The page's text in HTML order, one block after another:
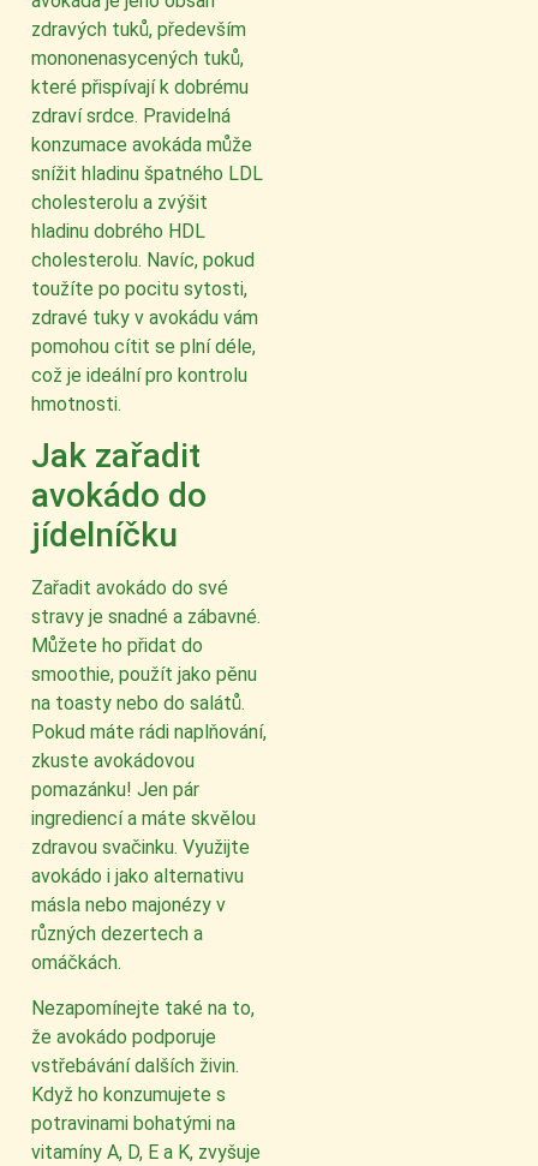
zdravých tuků, především
mononenasycených tuků,
které přispívají k dobrému
zdraví srdce. Pravidelná
konzumace avokáda může
snížit hladinu špatného LDL
cholesterolu a zvýšit
hladinu dobrého HDL
cholesterolu. Navíc, pokud
toužíte po pocitu sytosti,
zdravé tuky v avokádu vám
pomohou cítit se plní déle,
což je ideální pro kontrolu
hmotnosti.
Jak zařadit
avokádo do
jídelníčku
Zařadit avokádo do své
stravy je snadné a zábavné.
Můžete ho přidat do
smoothie, použít jako pěnu
na toasty nebo do salátů.
Pokud máte rádi naplňování,
zkuste avokádovou
pomazánku! Jen pár
ingrediencí a máte skvělou
zdravou svačinku. Využijte
avokádo i jako alternativu
másla nebo majonézy v
různých dezertech a
omáčkách.
Nezapomínejte také na to,
že avokádo podporuje
vstřebávání dalších živin.
Když ho konzumujete s
potravinami bohatými na
vitamíny A, D, E a K, zvyšuje